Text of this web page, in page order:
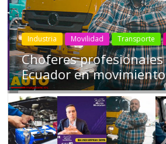
Industria Movilidad Transporte
Choferes
Ecuador en movimiento